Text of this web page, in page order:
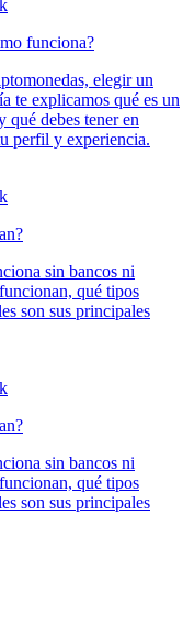
funciona?
elegir un
te explicamos qué es un
qué debes tener en
perfil y experiencia.
sin bancos ni
qué tipos
son sus principales
sin bancos ni
qué tipos
son sus principales